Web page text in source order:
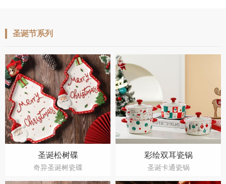
圣诞节系列
圣诞松树碟
奇异圣诞树瓷碟
彩绘双耳瓷锅
圣诞卡通瓷锅